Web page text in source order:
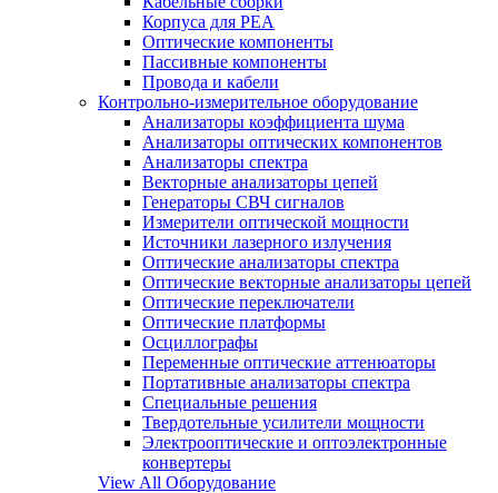
Корпуса для РЕА
Оптические компоненты
Пассивные компоненты
Провода и кабели
Контрольно-измерительное оборудование
Анализаторы коэффициента шума
Анализаторы оптических компонентов
Анализаторы спектра
Векторные анализаторы цепей
Генераторы СВЧ сигналов
Измерители оптической мощности
Источники лазерного излучения
Оптические анализаторы спектра
Оптические векторные анализаторы цепей
Оптические переключатели
Оптические платформы
Осциллографы
Переменные оптические аттенюаторы
Портативные анализаторы спектра
Специальные решения
Твердотельные усилители мощности
Электрооптические и оптоэлектронные
конвертеры
View All Оборудование